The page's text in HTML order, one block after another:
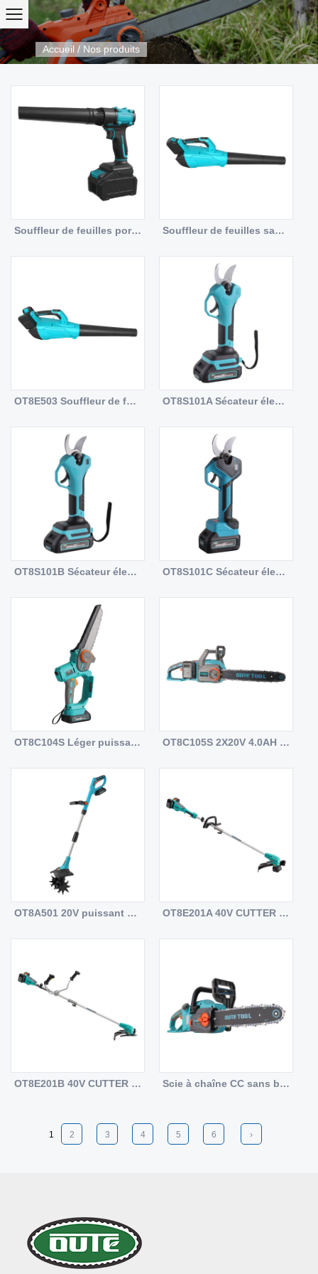
Accueil / Nos produits
Souffleur de feuilles portatif sans fil OT8E501 20 V, ventilateur canalisé à vitesse variable en continu avec batterie au lithium de 4,0 Ah, vitesse du vent maximale de 70 m/s pour le nettoyage de la poussière de voiture, du patio et des petites cours Souffleur de feuilles sans fil OT8E502 20 V, 4 vitesses et mode TURBO, volume d'air maximum de 650 m³/h, autonomie de 60 minutes pour un entretien moyen de la pelouse et du jardin.
OT8E503 Souffleur de feuilles sans fil double robuste 20 V, volume d'air maximum ultra élevé de 1 050 m³/h, certifié CE GS RoHS, pour l'aménagement paysager professionnel et les cours commerciales OT8S101A Sécateur électrique sans fil 20 V, sécateur de branches sans balais avec lames en acier de 65 mn, ultra léger de 0,7 kg, capacité de coupe de branches humides maximale de 25 mm, étui de rangement rigide pour la taille du jardin domestique
OT8S101B Sécateur électrique sans balais 20 V, coupe-branches à couple élevé avec écran numérique en option, capacité de coupe de branches humides maximale de 30 mm, étui de rangement rigide pour vergers moyens OT8S101C Sécateur électrique sans balais robuste 20 V avec affichage numérique intégré, capacité de coupe maximale de 35 mm de branches humides, grand étui de rangement rigide pour vergers et aménagement paysager professionnels
OT8C104S Léger puissant 20V DC mini-chaîne de chaîne de main OT8C105S 2X20V 4.0AH SCIE DE MOTEUR DE MOTEUR SIRMOILE DE SAPICATION DC
OT8A501 20V puissant DC électrique OT8E201A 40V CUTTER DE BROSSION ÉLECTRIQUE DC
OT8E201B 40V CUTTER DE BROSSION DC COMMENT Scie à chaîne CC sans balais OT8C103S 40 V
1 2 3 4 5 6 ›